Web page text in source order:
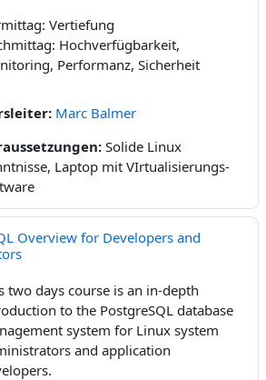
Vertiefung
Hochverfügbarkeit,
Performanz, Sicherheit
Marc Balmer
: Solide Linux
Laptop mit VIrtualisierungs-
Overview for Developers and
two days course is an in-depth
to the PostgreSQL database
system for Linux system
and application